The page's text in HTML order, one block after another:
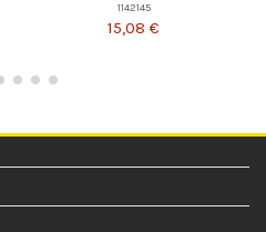
1142145
15,08 €